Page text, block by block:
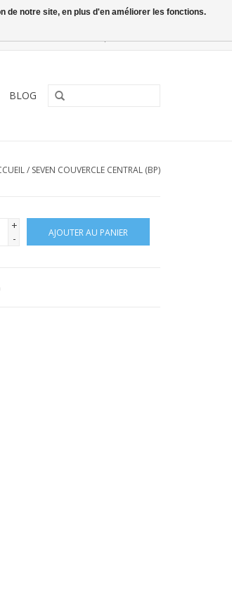
BLOG
/ SEVEN COUVERCLE CENTRAL (BP)
+
-
AJOUTER AU PANIER
de notre site, en plus d'en améliorer les fonctions.